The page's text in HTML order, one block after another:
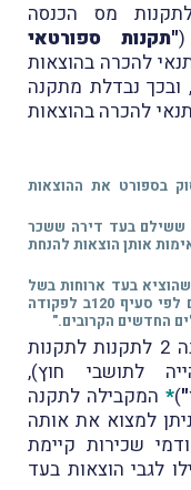
תקנה 1(2) לתקנות מס הכנסה
"תקנות ספורטאי
להכרה בהוצאות
נבדלת מתקנה
להכרה בהוצאות
בספורט את ההוצאות
ששילם בעד דירה ששכר
אותן הוצאות להנחת
שקלים חדשים שהוציא בעד ארוחות בשל
כל יום שהייה בישראל; הסכום האמור יתואם לפי סעיף 120ב לפקודה
החדשים הקרובים."
בהקשר זה, הפנתה המערערת לתקנה 2 לתקנות לתקנות
לתושבי חוץ),
)
* המקבילה לתקנה
למצוא את אותה
שכירות קיימת
לגבי הוצאות בעד